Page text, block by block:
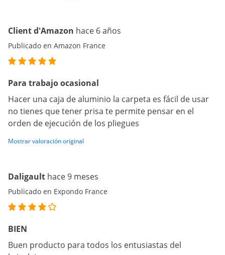
Client d'Amazon hace 6 años
Publicado en Amazon France
Para trabajo ocasional
Hacer una caja de aluminio la carpeta es fácil de usar
no tienes que tener prisa te permite pensar en el
orden de ejecución de los pliegues
Mostrar valoración original
Daligault hace 9 meses
Publicado en Expondo France
BIEN
Buen producto para todos los entusiastas del